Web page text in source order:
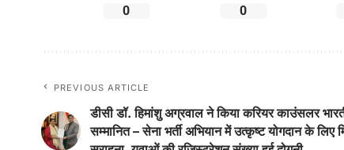
0 0
PREVIOUS ARTICLE
डीसी डॉ. हिमांशु अग्रवाल ने किया करियर काउंसलर
सम्मानित – सेना भर्ती अभियान में उत्कृष्ट योगदान के लिए